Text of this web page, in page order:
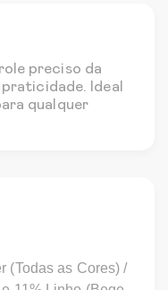
preciso da
Ideal
qualquer
(Todas as Cores) /